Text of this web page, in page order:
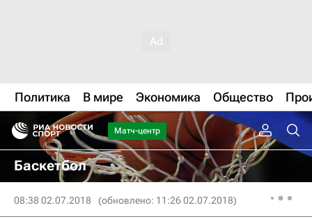
Политика В мире Экономика Общество
Матч-центр
Баскетбол
08:38 02.07.2018 (обновлено: 11:26 02.07.2018)